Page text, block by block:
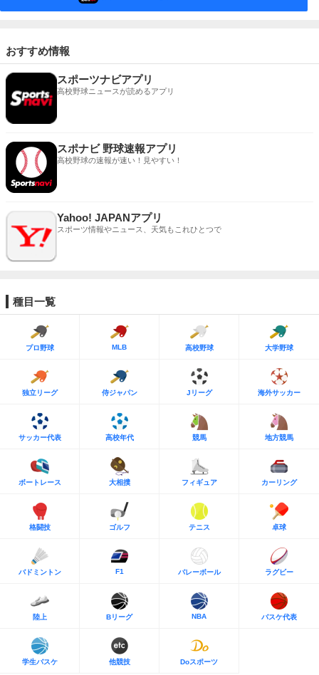
おすすめ情報
スポーツナビアプリ
高校野球ニュースが読めるアプリ
スポナビ 野球速報アプリ
高校野球の速報が速い！見やすい！
Yahoo! JAPANアプリ
スポーツ情報やニュース、天気もこれひとつで
種目一覧
プロ野球 MLB 高校野球 大学野球
独立リーグ 侍ジャパン Jリーグ 海外サッカー
サッカー代表 高校年代 競馬 地方競馬
ボートレース 大相撲 フィギュア カーリング
格闘技 ゴルフ テニス 卓球
バドミントン F1 バレーボール ラグビー
陸上 Bリーグ NBA バスケ代表
学生バスケ 他競技 Doスポーツ